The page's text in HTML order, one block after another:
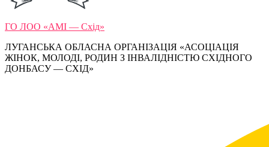
ГО ЛОО «АМІ — Схід»
ЛУГАНСЬКА ОБЛАСНА ОРГАНІЗАЦІЯ «АСОЦІАЦІЯ
ЖІНОК, МОЛОДІ, РОДИН З ІНВАЛІДНІСТЮ СХІДНОГО
ДОНБАСУ — СХІД»